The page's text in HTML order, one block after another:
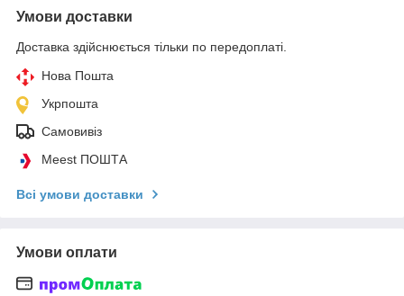
Умови доставки
Доставка здійснюється тільки по передоплаті.
Нова Пошта
Укрпошта
Самовивіз
Meest ПОШТА
Всі умови доставки
Умови оплати